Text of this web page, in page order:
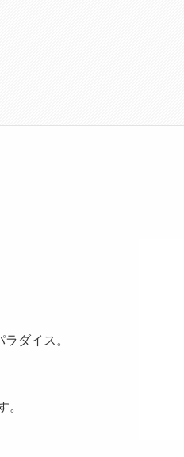
ダイス。
。